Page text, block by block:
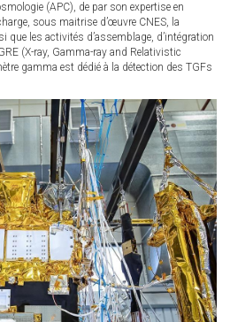
(APC), de par son expertise en
sous maitrise d’œuvre CNES, la
que les activités d’assemblage, d’intégration
(X-ray, Gamma-ray and Relativistic
gamma est dédié à la détection des TGFs